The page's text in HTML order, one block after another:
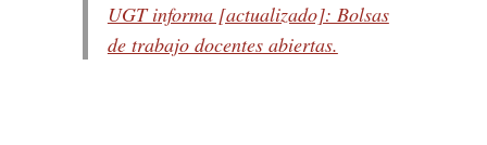
UGT informa [actualizado]: Bolsas
de trabajo docentes abiertas.